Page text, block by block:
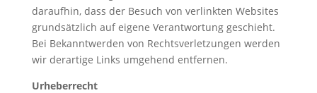
daraufhin, dass der Besuch von verlinkten Websites
grundsätzlich auf eigene Verantwortung geschieht.
Bei Bekanntwerden von Rechtsverletzungen werden
wir derartige Links umgehend entfernen.
Urheberrecht